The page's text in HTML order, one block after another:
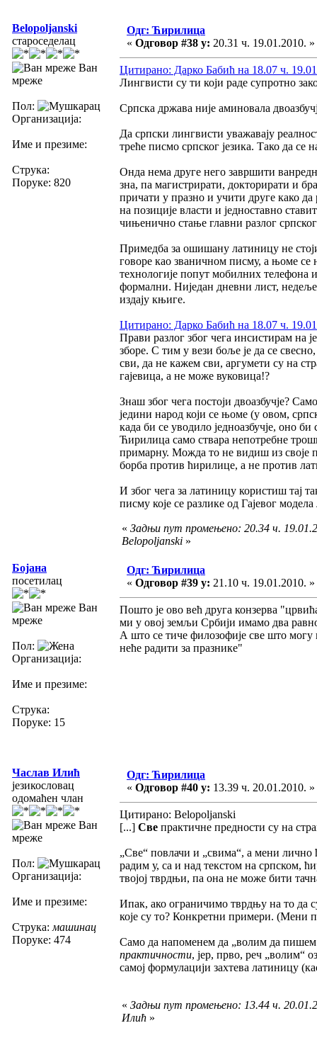
Belopoljanski
староседелац
Ван
мреже
Пол:
Организација:
Име и презиме:
Струка:
Поруке: 820
Одг: Ћирилица
« Одговор #38 у: 20.31 ч. 19.01.2010. »
Цитирано: Дарко Бабић на 18.07 ч.
Лингвисти су ти који раде супротно
Српска држава није аминовала
Да српски лингвисти уважавају
треће писмо српског језика. Тако да се
Онда нема друге него завршити
зна, па магистрирати, докторирати и
причати у празно и учити друге како
на позиције власти и једноставно
чињенично стање главни разлог
Примедба за ошишану латиницу не
говоре као званичном писму, а њоме
технологије попут мобилних
формални. Ниједан дневни лист,
издају књиге.
Цитирано: Дарко Бабић на 18.07 ч.
Прави разлог због чега инсистирам на
зборе. С тим у вези боље је да се
сви, да не кажем сви, аргумети су на
гајевица, а не може вуковица!?
Знаш због чега постоји двоазбучје?
једини народ који се њоме (у овом,
када би се уводило једноазбучје, оно
Ћирилица само ствара непотребне
примарну. Можда то не видиш из своје
борба против ћирилице, а не против
И због чега за латиницу користиш тај
писму које се разлике од Гајевог
« Задњи пут промењено: 20.34 ч.
Belopoljanski »
Бојана
посетилац
Ван
мреже
Пол:
Организација:
Име и презиме:
Струка:
Поруке: 15
Одг: Ћирилица
« Одговор #39 у: 21.10 ч. 19.01.2010. »
Пошто је ово већ друга конзерва
ми у овој земљи Србији имамо два
А што се тиче филозофије све што
неће радити за празнике"
Часлав Илић
језикословац
одомаћен члан
Ван
мреже
Пол:
Организација:
Име и презиме:
Струка: машинац
Поруке: 474
Одг: Ћирилица
« Одговор #40 у: 13.39 ч. 20.01.2010. »
Цитирано: Belopoljanski
[...] Све практичне предности су на
„Све“ повлачи и „свима“, а мени
радим у, са и над текстом на српском,
твојој тврдњи, па она не може бити
Ипак, ако ограничимо тврдњу на то да
које су то? Конкретни примери. (Мени
Само да напоменем да „волим да пишем
практичности, јер, прво, реч „волим“
самој формулацији захтева латиницу
« Задњи пут промењено: 13.44 ч.
Илић »